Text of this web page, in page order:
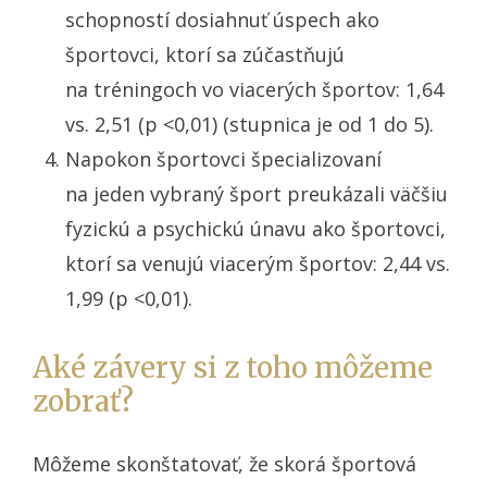
schopností dosiahnuť úspech ako
športovci, ktorí sa zúčastňujú
na tréningoch vo viacerých športov: 1,64
vs. 2,51 (p <0,01) (stupnica je od 1 do 5).
Napokon športovci špecializovaní
na jeden vybraný šport preukázali väčšiu
fyzickú a psychickú únavu ako športovci,
ktorí sa venujú viacerým športov: 2,44 vs.
1,99 (p <0,01).
Aké závery si z toho môžeme
zobrať?
Môžeme skonštatovať, že skorá športová